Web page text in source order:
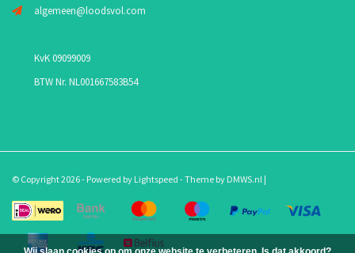
algemeen@loodsvol.com
KvK 09099009
BTW Nr. NL001667583B54
© Copyright 2026 - Powered by Lightspeed - Theme by DMWS.nl |